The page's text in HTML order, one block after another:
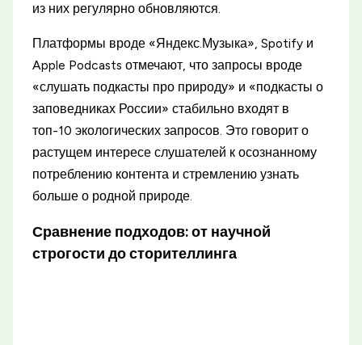
из них регулярно обновляются.
Платформы вроде «Яндекс.Музыка», Spotify и
Apple Podcasts отмечают, что запросы вроде
«слушать подкасты про природу» и «подкасты о
заповедниках России» стабильно входят в
топ-10 экологических запросов. Это говорит о
растущем интересе слушателей к осознанному
потреблению контента и стремлению узнать
больше о родной природе.
Сравнение подходов: от научной
строгости до сторителлинга